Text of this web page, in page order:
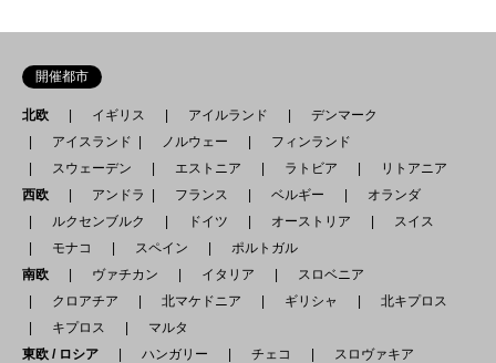
開催都市
北欧 イギリス アイルランド
デンマーク
アイスランド
ノルウェー
フィンランド
スウェーデン
エストニア ラトビア
リトアニア
西欧
アンドラ フランス ベルギー
オランダ
ルクセンブルク
ドイツ オーストリア
スイス
モナコ
スペイン
ポルトガル
南欧
ヴァチカン イタリア
スロベニア
クロアチア
北マケドニア ギリシャ
北キプロス
キプロス
マルタ
東欧 / ロシア
ハンガリー チェコ
スロヴァキア